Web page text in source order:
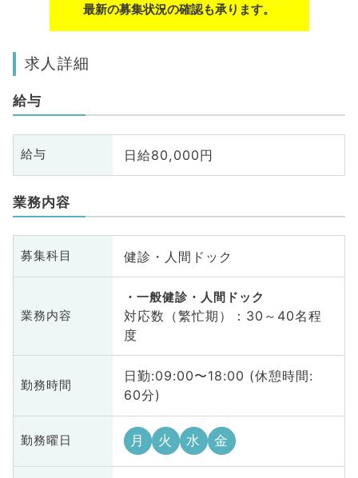
最新の募集状況の確認も承ります。
求人詳細
給与
給与 日給80,000円
業務内容
募集科目 健診・人間ドック
業務内容
一般健診・人間ドック
対応数（繁忙期）：30～40名程
度
勤務時間
日勤:09:00〜18:00 (休憩時間:
60分)
勤務曜日 月 火 水 金